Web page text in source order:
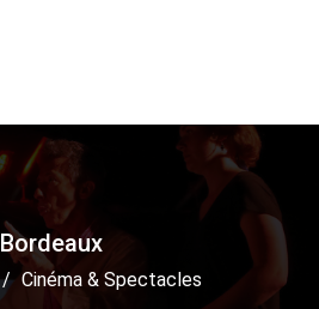
Bordeaux
Cinéma & Spectacles